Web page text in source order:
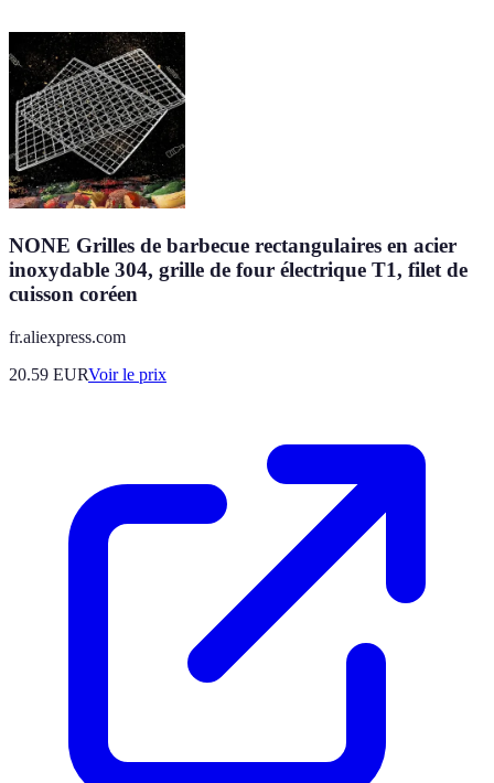
NONE Grilles de barbecue rectangulaires en acier
inoxydable 304, grille de four électrique T1, filet de
cuisson coréen
fr.aliexpress.com
20.59 EURVoir le prix